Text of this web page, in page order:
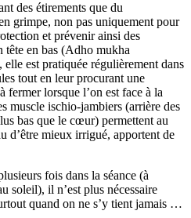
des étirements que du
grimpe, non pas uniquement pour
et prévenir ainsi des
tête en bas (Adho mukha
elle est pratiquée régulièrement dans
tout en leur procurant une
fermer lorsque l’on est face à la
muscle ischio-jambiers (arrière des
bas que le cœur) permettent au
d’être mieux irrigué, apportent de
fois dans la séance (à
soleil), il n’est plus nécessaire
quand on ne s’y tient jamais …